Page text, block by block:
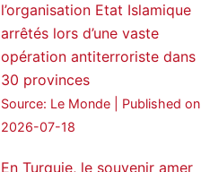
Twitter
Voir plus...
l’organisation Etat Islamique
arrêtés lors d’une vaste
opération antiterroriste dans
30 provinces
Source: Le Monde
Published on
2026-07-18
En Turquie, le souvenir amer